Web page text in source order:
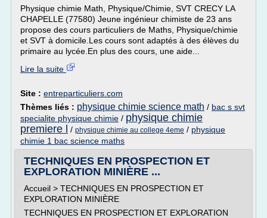
Physique chimie Math, Physique/Chimie, SVT CRECY LA
CHAPELLE (77580) Jeune ingénieur chimiste de 23 ans
propose des cours particuliers de Maths, Physique/chimie
et SVT à domicile.Les cours sont adaptés à des élèves du
primaire au lycée.En plus des cours, une aide...
Lire la suite
Site : entreparticuliers.com
Thèmes liés : physique chimie science math / bac s svt
specialite physique chimie / physique chimie
premiere l
/ physique chimie au college 4eme / physique
chimie 1 bac science maths
TECHNIQUES EN PROSPECTION ET
EXPLORATION MINIÈRE ...
Accueil > TECHNIQUES EN PROSPECTION ET
EXPLORATION MINIÈRE
TECHNIQUES EN PROSPECTION ET EXPLORATION